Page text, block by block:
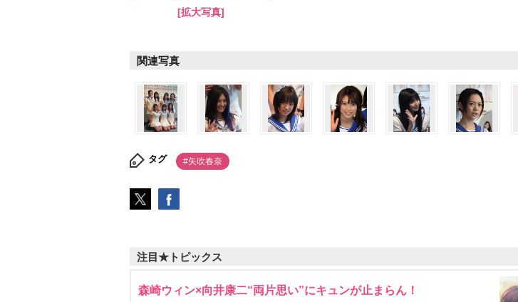
[拡大写真]
関連写真
タグ #矢吹春奈
注目★トピックス
森崎ウィン×向井康二“両片思い”にキュンが止まらん！